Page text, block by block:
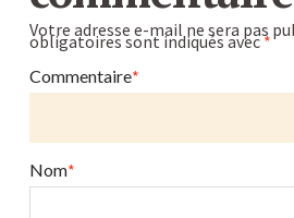
au
déshydrateur
:
est-
ce
Votre adresse e-mail ne sera pas
obligatoires sont indiqués avec*
Commentaire*
Nom*